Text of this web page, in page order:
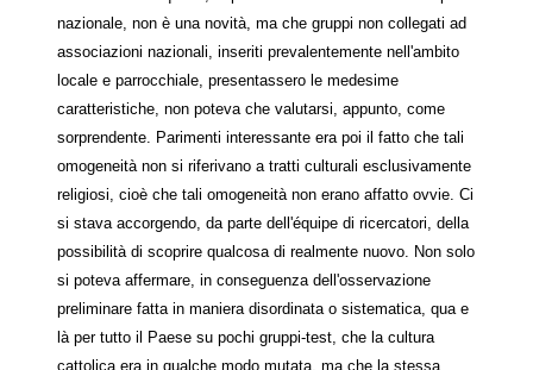
nazionale, non è una novità, ma che gruppi non collegati ad
associazioni nazionali, inseriti prevalentemente nell'ambito
locale e parrocchiale, presentassero le medesime
caratteristiche, non poteva che valutarsi, appunto, come
sorprendente. Parimenti interessante era poi il fatto che tali
omogeneità non si riferivano a tratti culturali esclusivamente
religiosi, cioè che tali omogeneità non erano affatto ovvie. Ci
si stava accorgendo, da parte dell'équipe di ricercatori, della
possibilità di scoprire qualcosa di realmente nuovo. Non solo
si poteva affermare, in conseguenza dell'osservazione
preliminare fatta in maniera disordinata o sistematica, qua e
là per tutto il Paese su pochi gruppi-test, che la cultura
cattolica era in qualche modo mutata, ma che la stessa